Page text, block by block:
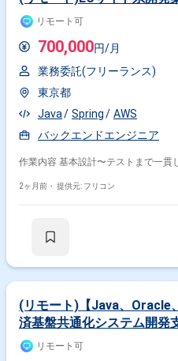
リモート可
700,000円/月
業務委託(フリーランス)
東京都
Java
Spring
AWS
バックエンドエンジニア
作業内容 基本設計〜テストまで一貫
2ヶ月前・ 提供元: フリコン
(リモート)【Java、Oracle
済基盤共通化システム開発
リモート可